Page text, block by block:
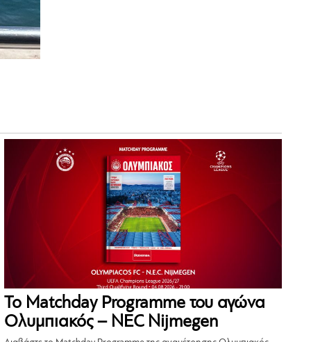
Το Matchday Programme του αγώνα
Ολυμπιακός – NEC Nijmegen